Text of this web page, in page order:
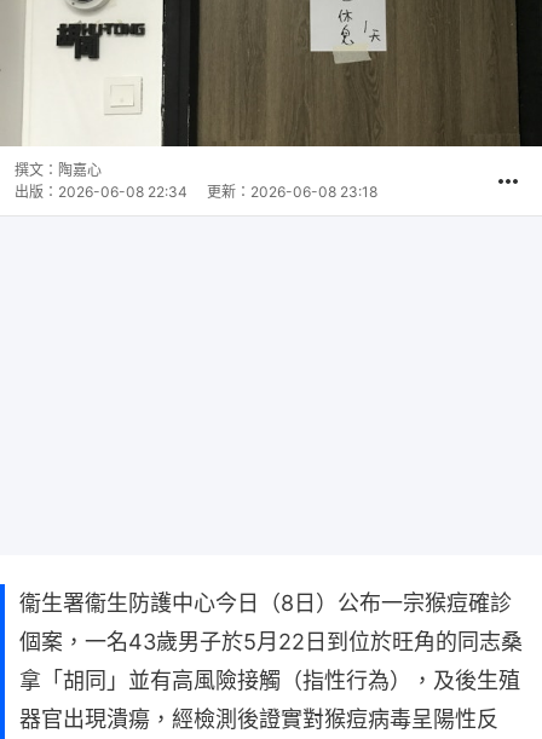
撰文： 陶嘉心
出版： 2026-06-08 22:34 更新： 2026-06-08 23:18
衞生署衞生防護中心今日（8日）公布一宗猴痘確診
個案，一名43歲男子於5月22日到位於旺角的同志桑
拿「胡同」並有高風險接觸（指性行為），及後生殖
器官出現潰瘍，經檢測後證實對猴痘病毒呈陽性反